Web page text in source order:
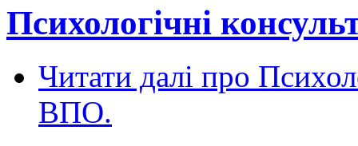
Психологічні
Читати далі про
ВПО.